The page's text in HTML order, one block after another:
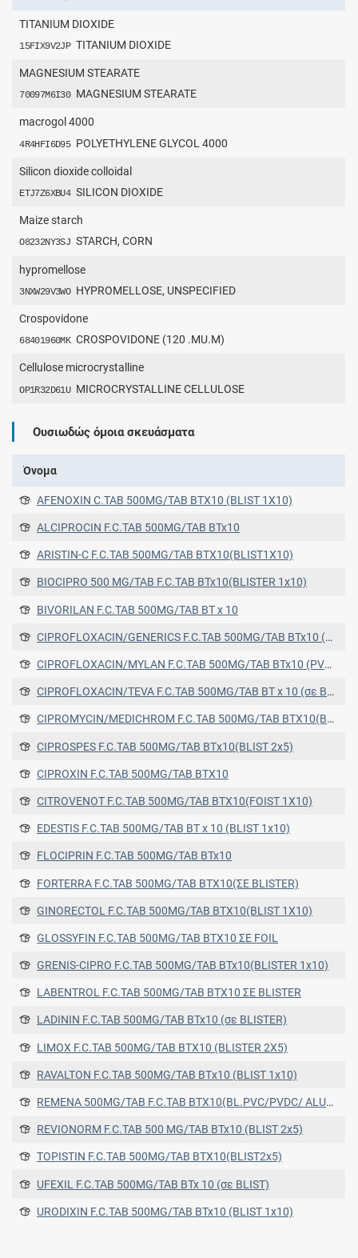
TITANIUM DIOXIDE
15FIX9V2JP TITANIUM DIOXIDE
MAGNESIUM STEARATE
70097M6I30 MAGNESIUM STEARATE
macrogol 4000
4R4HFI6D95 POLYETHYLENE GLYCOL 4000
Silicon dioxide colloidal
ETJ7Z6XBU4 SILICON DIOXIDE
Maize starch
O8232NY3SJ STARCH, CORN
hypromellose
3NXW29V3WO HYPROMELLOSE, UNSPECIFIED
Crospovidone
68401960MK CROSPOVIDONE (120 .MU.M)
Cellulose microcrystalline
OP1R32D61U MICROCRYSTALLINE CELLULOSE
Ουσιωδώς όμοια σκευάσματα
Όνομα
AFENOXIN C.TAB 500MG/TAB ΒΤΧ10 (BLIST 1X10)
ALCIPROCIN F.C.TAB 500MG/TAB BTx10
ARISTIN-C F.C.TAB 500MG/TAB BTX10(BLIST1X10)
BIOCIPRO 500 MG/TAB F.C.TAB BTx10(BLISTER 1x10)
BIVORILAN F.C.TAB 500MG/TAB ΒΤ x 10
CIPROFLOXACIN/GENERICS F.C.TAB 500MG/TAB BTx10 (PVDC/PVC/ALUMINIUM FOIL BLISTERS)
CIPROFLOXACIN/MYLAN F.C.TAB 500MG/TAB BTx10 (PVDC/PVC/ALUMINIUM FOIL BLISTERS) (PVDC/PVC/ALUMINIUM FOIL BLISTERS)
CIPROFLOXACIN/TEVA F.C.TAB 500MG/TAB BT x 10 (σε BLISTERS PVC/PVDC)
CIPROMYCIN/MEDICHROM F.C.TAB 500MG/TAB ΒΤΧ10(BLIST 1X10)
CIPROSPES F.C.TAB 500MG/TAB ΒΤx10(BLIST 2x5)
CIPROXIN F.C.TAB 500MG/TAB ΒΤΧ10
CITROVENOT F.C.TAB 500MG/TAB ΒΤΧ10(FOIST 1X10)
EDESTIS F.C.TAB 500MG/TAB BT x 10 (BLIST 1x10)
FLOCIPRIN F.C.TAB 500MG/TAB BTx10
FORTERRA F.C.TAB 500MG/TAB ΒΤΧ10(ΣΕ BLISTER)
GINORECTOL F.C.TAB 500MG/TAB ΒΤΧ10(BLIST 1X10)
GLOSSYFIN F.C.TAB 500MG/TAB BTX10 ΣΕ FOIL
GRENIS-CIPRO F.C.TAB 500MG/TAB BTx10(BLISTER 1x10)
LABENTROL F.C.TAB 500MG/TAB ΒΤΧ10 ΣΕ BLISTER
LADININ F.C.TAB 500MG/TAB BTx10 (σε BLISTER)
LIMOX F.C.TAB 500MG/TAB ΒΤΧ10 (BLISTER 2X5)
RAVALTON F.C.TAB 500MG/TAB ΒΤx10 (BLIST 1x10)
REMENA 500MG/TAB F.C.TAB ΒΤΧ10(BL.PVC/PVDC/ ALUM FOIL 1 X 10)
REVIONORM F.C.TAB 500 MG/TAB BTx10 (BLIST 2x5)
TOPISTIN F.C.TAB 500MG/TAB ΒΤΧ10(BLIST2x5)
UFEXIL F.C.TAB 500MG/TAB BTx 10 (σε BLIST)
URODIXIN F.C.TAB 500MG/TAB BTx10 (BLIST 1x10)